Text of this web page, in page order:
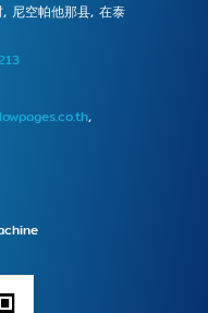
尼空帕他那县, 在泰
,